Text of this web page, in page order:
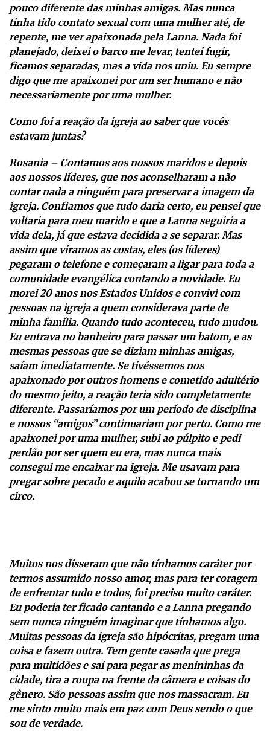
pouco diferente das minhas amigas. Mas nunca
tinha tido contato sexual com uma mulher até, de
repente, me ver apaixonada pela Lanna. Nada foi
planejado, deixei o barco me levar, tentei fugir,
ficamos separadas, mas a vida nos uniu. Eu sempre
digo que me apaixonei por um ser humano e não
necessariamente por uma mulher.
Como foi a reação da igreja ao saber que vocês
estavam juntas?
Rosania – Contamos aos nossos maridos e depois
aos nossos líderes, que nos aconselharam a não
contar nada a ninguém para preservar a imagem da
igreja. Confiamos que tudo daria certo, eu pensei que
voltaria para meu marido e que a Lanna seguiria a
vida dela, já que estava decidida a se separar. Mas
assim que viramos as costas, eles (os líderes)
pegaram o telefone e começaram a ligar para toda a
comunidade evangélica contando a novidade. Eu
morei 20 anos nos Estados Unidos e convivi com
pessoas na igreja a quem considerava parte de
minha família. Quando tudo aconteceu, tudo mudou.
Eu entrava no banheiro para passar um batom, e as
mesmas pessoas que se diziam minhas amigas,
saíam imediatamente. Se tivéssemos nos
apaixonado por outros homens e cometido adultério
do mesmo jeito, a reação teria sido completamente
diferente. Passaríamos por um período de disciplina
e nossos “amigos” continuariam por perto. Como me
apaixonei por uma mulher, subi ao púlpito e pedi
perdão por ser quem eu era, mas nunca mais
consegui me encaixar na igreja. Me usavam para
pregar sobre pecado e aquilo acabou se tornando um
circo.
Muitos nos disseram que não tínhamos caráter por
termos assumido nosso amor, mas para ter coragem
de enfrentar tudo e todos, foi preciso muito caráter.
Eu poderia ter ficado cantando e a Lanna pregando
sem nunca ninguém imaginar que tínhamos algo.
Muitas pessoas da igreja são hipócritas, pregam uma
coisa e fazem outra. Tem gente casada que prega
para multidões e sai para pegar as menininhas da
cidade, tira a roupa na frente da câmera e coisas do
gênero. São pessoas assim que nos massacram. Eu
me sinto muito mais em paz com Deus sendo o que
sou de verdade.